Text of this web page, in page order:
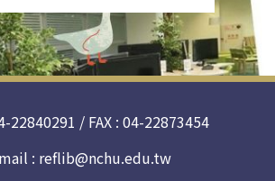
22840291 / FAX : 04-22873454
: reflib@nchu.edu.tw